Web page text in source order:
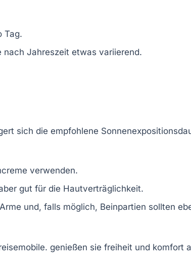
Tag.
nach Jahreszeit etwas variierend.
sich die empfohlene
verwenden.
gut für die Hautverträglichkeit.
und, falls möglich, Beinpartien sollten